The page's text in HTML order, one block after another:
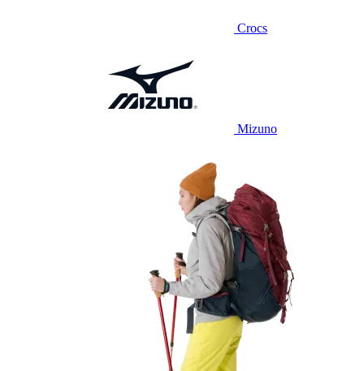
Crocs
Mizuno